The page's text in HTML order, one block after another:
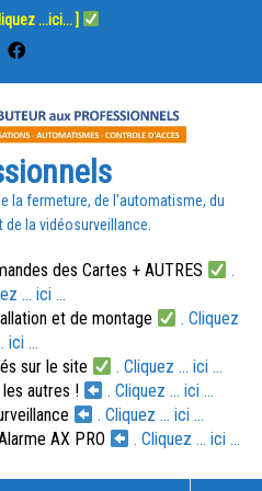
...ici... ]
la fermeture, de l'automatisme, du
la vidéosurveillance.
des Cartes + AUTRES
.
... ici ...
et de montage
. Cliquez
ici ...
sur le site
. Cliquez ... ici ...
les autres !
. Cliquez ... ici ...
. Cliquez ... ici ...
AX PRO
. Cliquez ... ici ...